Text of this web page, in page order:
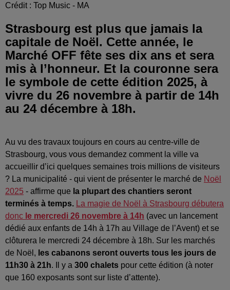
Crédit : Top Music - MA
Strasbourg est plus que jamais la
capitale de Noël. Cette année, le
Marché OFF fête ses dix ans et sera
mis à l’honneur. Et la couronne sera
le symbole de cette édition 2025, à
vivre du 26 novembre à partir de 14h
au 24 décembre à 18h.
Au vu des travaux toujours en cours au centre-ville de
Strasbourg, vous vous demandez comment la ville va
accueillir d’ici quelques semaines trois millions de visiteurs
? La municipalité - qui vient de présenter le marché de Noël
2025 - affirme que la plupart des chantiers seront
terminés à temps. La magie de Noël à Strasbourg débutera
donc le mercredi 26 novembre à 14h (avec un lancement
dédié aux enfants de 14h à 17h au Village de l’Avent) et se
clôturera le mercredi 24 décembre à 18h. Sur les marchés
de Noël, les cabanons seront ouverts tous les jours de
11h30 à 21h. Il y a 300 chalets pour cette édition (à noter
que 160 exposants sont sur liste d’attente).